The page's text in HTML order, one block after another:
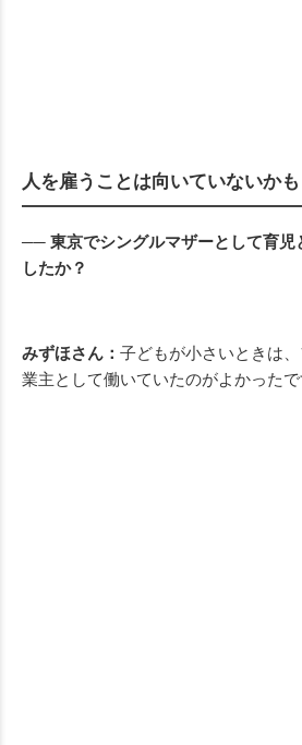
人を雇うことは向いていないかも
── 東京でシングルマザーとして育児
したか？
みずほさん： 子どもが小さいときは
業主として働いていたのがよかったで